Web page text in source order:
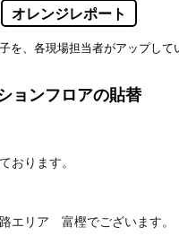
オレンジレポート
を、各現場担当者がアップして
ョンフロアの貼替
おります。
エリア 富樫でございます。